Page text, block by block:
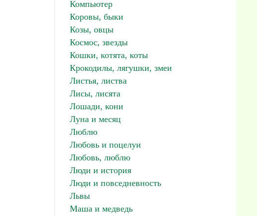
Компьютер
Коровы, быки
Козы, овцы
Космос, звезды
Кошки, котята, коты
Крокодилы, лягушки, змеи
Листья, листва
Лисы, лисята
Лошади, кони
Луна и месяц
Люблю
Любовь и поцелуи
Любовь, люблю
Люди и история
Люди и повседневность
Львы
Маша и медведь